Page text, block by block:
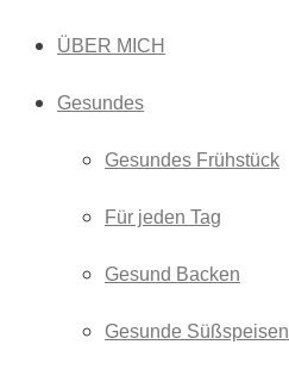
ÜBER MICH
Gesundes
Gesundes Frühstück
Für jeden Tag
Gesund Backen
Gesunde Süßspeisen